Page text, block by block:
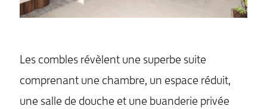
Les combles révèlent une superbe suite
comprenant une chambre, un espace réduit,
une salle de douche et une buanderie privée